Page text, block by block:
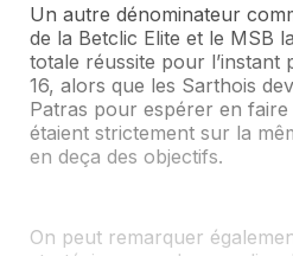
Un autre dénominateur
de la Betclic Elite et le MSB
totale réussite pour
16, alors que les Sarthois
Patras pour espérer en faire
étaient strictement sur la
en deça des objectifs.
On peut remarquer